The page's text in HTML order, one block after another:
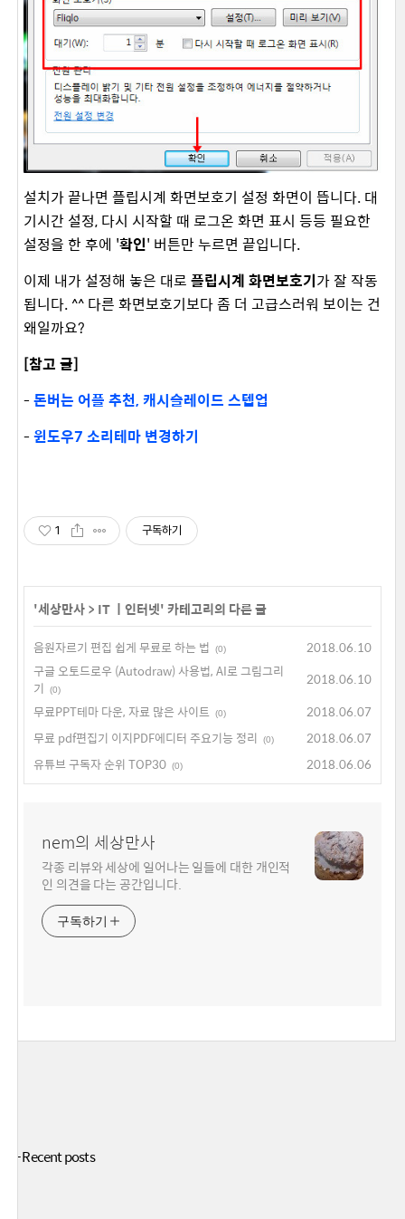
설치가 끝나면 플립시계 화면보호기 설정 화면이 뜹니다. 대
기시간 설정, 다시 시작할 때 로그온 화면 표시 등등 필요한
설정을 한 후에 '확인' 버튼만 누르면 끝입니다.
이제 내가 설정해 놓은 대로 플립시계 화면보호기가 잘 작동
됩니다. ^^ 다른 화면보호기보다 좀 더 고급스러워 보이는 건
왜일까요?
[참고 글]
- 돈버는 어플 추천, 캐시슬레이드 스텝업
- 윈도우7 소리테마 변경하기
1 구독하기
'세상만사> IT ㅣ인터넷' 카테고리의 다른 글
음원자르기 편집 쉽게 무료로 하는 법 (0)
2018.06.10
구글 오토드로우 (Autodraw) 사용법, AI로 그림그리
기
(0)
2018.06.10
무료PPT테마 다운, 자료 많은 사이트 (0)
2018.06.07
무료 pdf편집기 이지PDF에디터 주요기능 정리
(0)
2018.06.07
유튜브 구독자 순위 TOP30 (0) 2018.06.06
nem의 세상만사
각종 리뷰와 세상에 일어나는 일들에 대한 개인적
인 의견을 다는 공간입니다.
구독하기
+ Recent posts